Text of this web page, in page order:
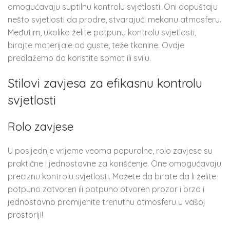
omogućavaju suptilnu kontrolu svjetlosti. Oni dopuštaju
nešto svjetlosti da prodre, stvarajući mekanu atmosferu.
Međutim, ukoliko želite potpunu kontrolu svjetlosti,
birajte materijale od guste, teže tkanine. Ovdje
predlažemo da koristite somot ili svilu.
Stilovi zavjesa za efikasnu kontrolu
svjetlosti
Rolo zavjese
U posljednje vrijeme veoma popuralne, rolo zavjese su
praktične i jednostavne za korišćenje. One omogućavaju
preciznu kontrolu svjetlosti. Možete da birate da li želite
potpuno zatvoren ili potpuno otvoren prozor i brzo i
jednostavno promijenite trenutnu atmosferu u vašoj
prostoriji!